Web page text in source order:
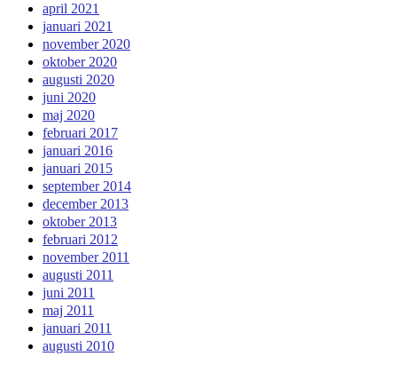
april 2021
januari 2021
november 2020
oktober 2020
augusti 2020
juni 2020
maj 2020
februari 2017
januari 2016
januari 2015
september 2014
december 2013
oktober 2013
februari 2012
november 2011
augusti 2011
juni 2011
maj 2011
januari 2011
augusti 2010